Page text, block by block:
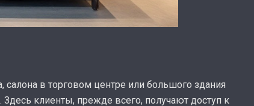
в торговом центре или большого здания
клиенты, прежде всего, получают доступ к